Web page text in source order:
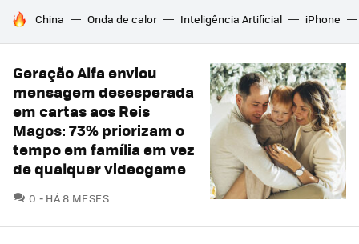
TENDÊNCIAS DO DIA
China Onda de calor Inteligência Artificial iPhone
Geração Alfa enviou
mensagem desesperada
em cartas aos Reis
Magos: 73% priorizam o
tempo em família em vez
de qualquer videogame
0 COMENTÁRIOS
HÁ 8 MESES